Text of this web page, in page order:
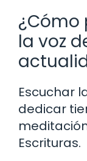
¿Cómo
la voz
Escuchar
dedicar
Escrituras.